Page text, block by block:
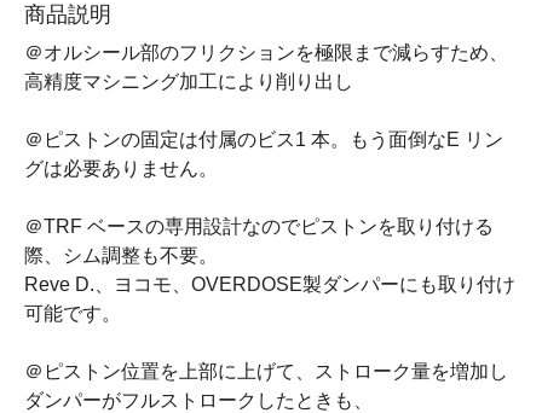
商品説明
＠オルシール部のフリクションを極限まで減らすため、
高精度マシニング加工により削り出し
＠ピストンの固定は付属のビス1 本。もう面倒なE リン
グは必要ありません。
＠TRF ベースの専用設計なのでピストンを取り付ける
際、シム調整も不要。
Reve D.、ヨコモ、OVERDOSE製ダンパーにも取り付け
可能です。
＠ピストン位置を上部に上げて、ストローク量を増加し
ダンパーがフルストロークしたときも、